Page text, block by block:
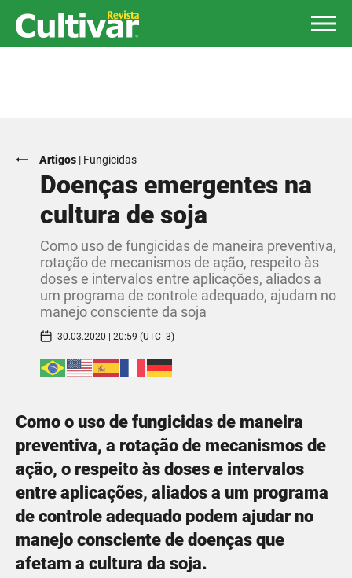
Artigos | Fungicidas
Doenças emergentes na
cultura de soja
Como uso de fungicidas de maneira preventiva,
rotação de mecanismos de ação, respeito às
doses e intervalos entre aplicações, aliados a
um programa de controle adequado, ajudam no
manejo consciente da soja
30.03.2020 | 20:59 (UTC -3)
Como o uso de fungicidas de maneira
preventiva, a rotação de mecanismos de
ação, o respeito às doses e intervalos
entre aplicações, aliados a um programa
de controle adequado podem ajudar no
manejo consciente de doenças que
afetam a cultura da soja.